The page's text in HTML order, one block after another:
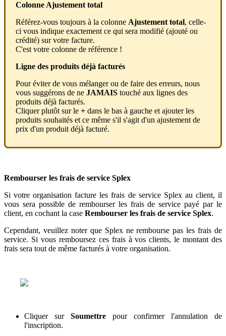
ColonneAjustement total
Référez-vous toujours à la colonne Ajustement total, celle-
ci vous indique exactement ce qui sera modifié (ajouté ou
crédité) sur votre facture.
C'est votre colonne de référence !
Ligne des produits déjà facturés
Pour éviter de vous mélanger ou de faire des erreurs, nous
vous suggérons de ne JAMAIS touché aux lignes des
produits déjà facturés.
Cliquer plutôt sur le + dans le bas à gauche et ajouter les
produits souhaités et ce même s'il s'agit d'un ajustement de
prix d'un produit déjà facturé.
Rembourser les frais de service Splex
Si votre organisation facture les frais de service Splex au client, il
vous sera possible de rembourser les frais de service payé par le
client, en cochant la case Rembourser les frais de service Splex.
Cependant, veuillez noter que Splex ne rembourse pas les frais de
service. Si vous remboursez ces frais à vos clients, le montant des
frais sera tout de même facturés à votre organisation.
Cliquer sur Soumettre pour confirmer l'annulation
de
l'inscription.